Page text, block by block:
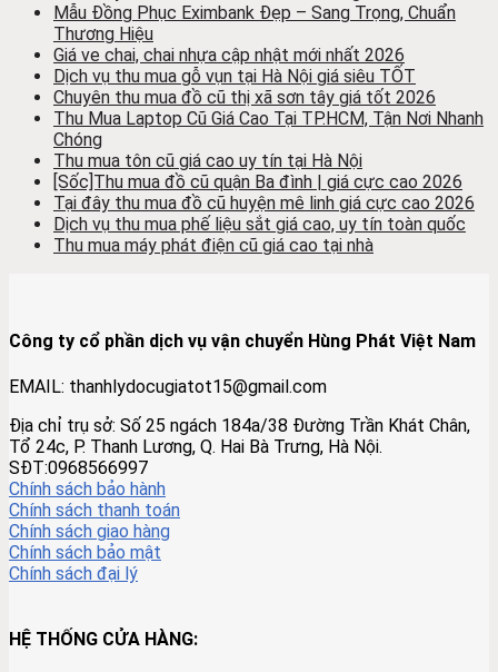
Mẫu Đồng Phục Eximbank Đẹp – Sang Trọng, Chuẩn
Thương Hiệu
Giá ve chai, chai nhựa cập nhật mới nhất 2026
Dịch vụ thu mua gỗ vụn tại Hà Nội giá siêu TỐT
Chuyên thu mua đồ cũ thị xã sơn tây giá tốt 2026
Thu Mua Laptop Cũ Giá Cao Tại TP.HCM, Tận Nơi Nhanh
Chóng
Thu mua tôn cũ giá cao uy tín tại Hà Nội
[Sốc]Thu mua đồ cũ quận Ba đình | giá cực cao 2026
Tại đây thu mua đồ cũ huyện mê linh giá cực cao 2026
Dịch vụ thu mua phế liệu sắt giá cao, uy tín toàn quốc
Thu mua máy phát điện cũ giá cao tại nhà
Công ty cổ phần dịch vụ vận chuyển Hùng Phát Việt Nam
EMAIL: thanhlydocugiatot15@gmail.com
Địa chỉ trụ sở: Số 25 ngách 184a/38 Đường Trần Khát Chân,
Tổ 24c, P. Thanh Lương, Q. Hai Bà Trưng, Hà Nội.
SĐT:0968566997
Chính sách bảo hành
Chính sách thanh toán
Chính sách giao hàng
Chính sách bảo mật
Chính sách đại lý
HỆ THỐNG CỬA HÀNG: